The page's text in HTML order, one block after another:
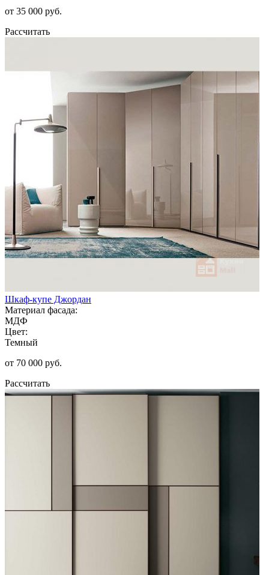
от 35 000 руб.
Рассчитать
Шкаф-купе Джордан
Материал фасада:
МДФ
Цвет:
Темный
от 70 000 руб.
Рассчитать